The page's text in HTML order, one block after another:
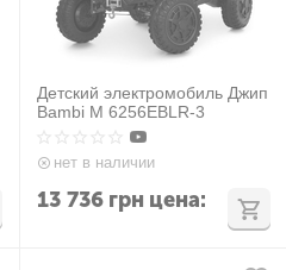
Детский электромобиль Джип
Bambi M 6256EBLR-3
нет в наличии
13 736 грн цена: